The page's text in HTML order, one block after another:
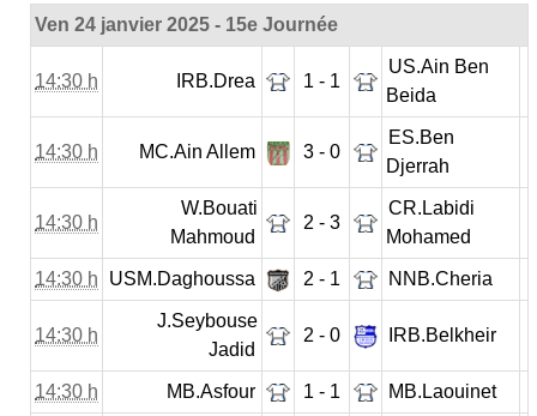
Ven 24 janvier 2025 - 15e Journée
14:30 h IRB.Drea 1 - 1
US.Ain Ben
Beida
14:30 h MC.Ain Allem 3 - 0
ES.Ben
Djerrah
14:30 h
W.Bouati
Mahmoud
2 - 3
CR.Labidi
Mohamed
14:30 h USM.Daghoussa 2 - 1 NNB.Cheria
14:30 h
J.Seybouse
Jadid
2 - 0 IRB.Belkheir
14:30 h MB.Asfour 1 - 1 MB.Laouinet